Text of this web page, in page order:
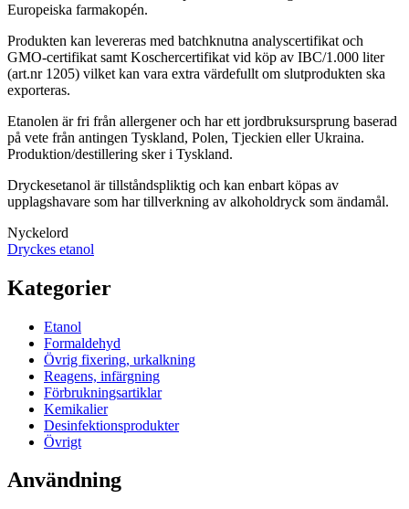
Europeiska farmakopén.
Produkten kan levereras med batchknutna analyscertifikat och
GMO-certifikat samt Koschercertifikat vid köp av IBC/1.000 liter
(art.nr 1205) vilket kan vara extra värdefullt om slutprodukten ska
exporteras.
Etanolen är fri från allergener och har ett jordbruksursprung baserad
på vete från antingen Tyskland, Polen, Tjeckien eller Ukraina.
Produktion/destillering sker i Tyskland.
Dryckesetanol är tillståndspliktig och kan enbart köpas av
upplagshavare som har tillverkning av alkoholdryck som ändamål.
Nyckelord
Dryckes etanol
Kategorier
Etanol
Formaldehyd
Övrig fixering, urkalkning
Reagens, infärgning
Förbrukningsartiklar
Kemikalier
Desinfektionsprodukter
Övrigt
Användning